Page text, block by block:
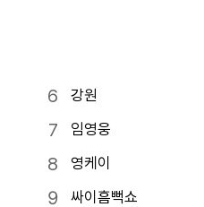
강원
임영웅
영케이
싸이흠뻑쇼